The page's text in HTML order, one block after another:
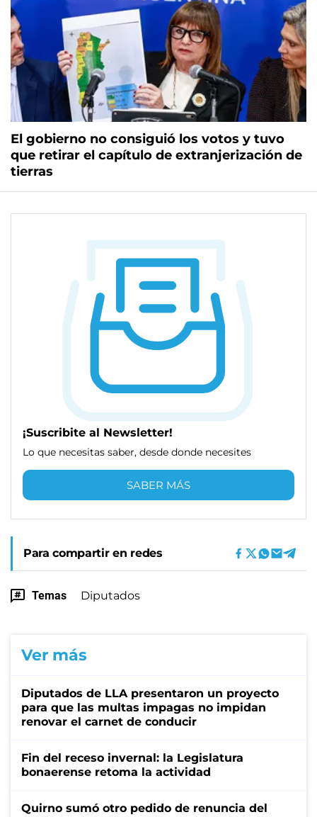
El gobierno no consiguió los votos y tuvo
que retirar el capítulo de extranjerización de
tierras
¡Suscribite al Newsletter!
Lo que necesitas saber, desde donde necesites
SABER MÁS
Para compartir en redes
Temas Diputados
Ver más
Diputados de LLA presentaron un proyecto
para que las multas impagas no impidan
renovar el carnet de conducir
Fin del receso invernal: la Legislatura
bonaerense retoma la actividad
Quirno sumó otro pedido de renuncia del